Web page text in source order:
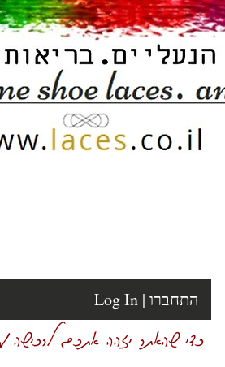
Log In | התחברו
כדי שהאתר יזהה אתכם לרכישה